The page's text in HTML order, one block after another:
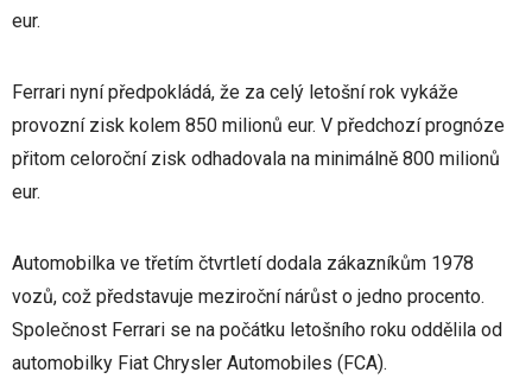
eur.
Ferrari nyní předpokládá, že za celý letošní rok vykáže
provozní zisk kolem 850 milionů eur. V předchozí prognóze
přitom celoroční zisk odhadovala na minimálně 800 milionů
eur.
Automobilka ve třetím čtvrtletí dodala zákazníkům 1978
vozů, což představuje meziroční nárůst o jedno procento.
Společnost Ferrari se na počátku letošního roku oddělila od
automobilky Fiat Chrysler Automobiles (FCA).